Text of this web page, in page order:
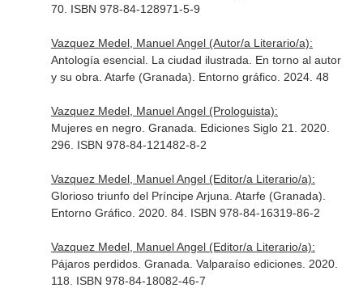
70. ISBN 978-84-128971-5-9
Vazquez Medel, Manuel Angel (Autor/a Literario/a):
Antología esencial. La ciudad ilustrada. En torno al autor
y su obra. Atarfe (Granada). Entorno gráfico. 2024. 48
Vazquez Medel, Manuel Angel (Prologuista):
Mujeres en negro. Granada. Ediciones Siglo 21. 2020.
296. ISBN 978-84-121482-8-2
Vazquez Medel, Manuel Angel (Editor/a Literario/a):
Glorioso triunfo del Príncipe Arjuna. Atarfe (Granada).
Entorno Gráfico. 2020. 84. ISBN 978-84-16319-86-2
Vazquez Medel, Manuel Angel (Editor/a Literario/a):
Pájaros perdidos. Granada. Valparaíso ediciones. 2020.
118. ISBN 978-84-18082-46-7